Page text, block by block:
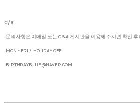
C/S
-문의사항은 이메일 또는 Q&A 게시판을 이용해 주시면 확인
-MON ~ FRI / HOLIDAY OFF
-BIRTHDAYBLUE@NAVER.COM